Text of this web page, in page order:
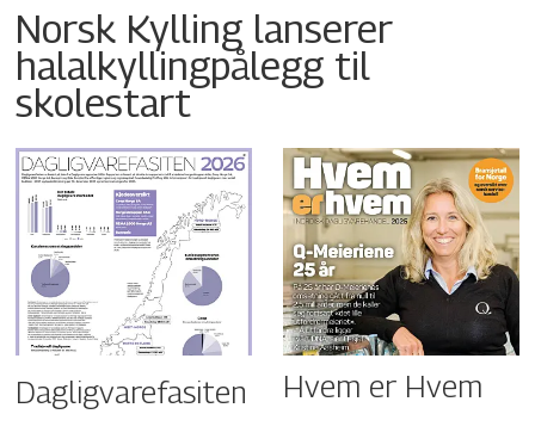
Norsk Kylling lanserer
halalkyllingpålegg til
skolestart
Dagligvarefasiten Hvem er Hvem